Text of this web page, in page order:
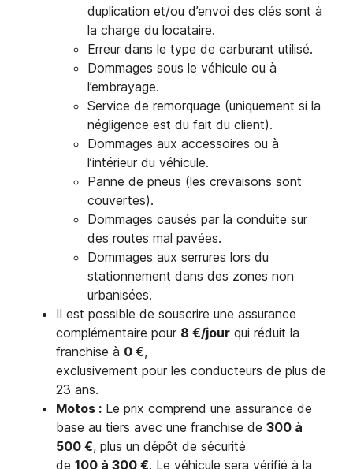
duplication et/ou d’envoi des clés sont à
la charge du locataire.
Erreur dans le type de carburant utilisé.
Dommages sous le véhicule ou à
l’embrayage.
Service de remorquage (uniquement si la
négligence est du fait du client).
Dommages aux accessoires ou à
l’intérieur du véhicule.
Panne de pneus (les crevaisons sont
couvertes).
Dommages causés par la conduite sur
des routes mal pavées.
Dommages aux serrures lors du
stationnement dans des zones non
urbanisées.
Il est possible de souscrire une assurance
complémentaire pour 8 €/jour qui réduit la
franchise à 0 €,
exclusivement pour les conducteurs de plus de
23 ans.
Motos : Le prix comprend une assurance de
base au tiers avec une franchise de 300 à
500 €, plus un dépôt de sécurité
de 100 à 300 €. Le véhicule sera vérifié à la